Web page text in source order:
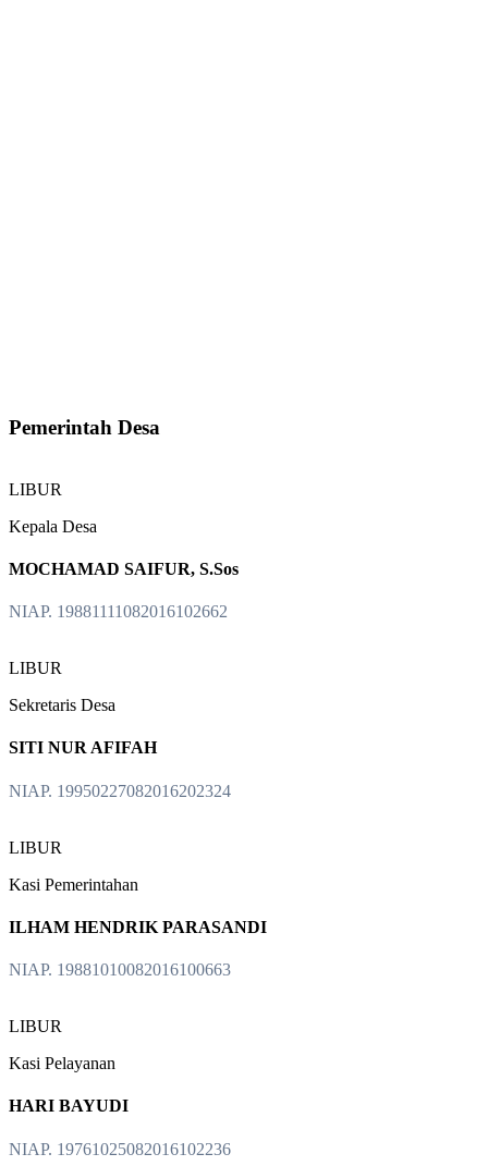
Pemerintah Desa
LIBUR
Kepala Desa
MOCHAMAD SAIFUR, S.Sos
NIAP. 19881111082016102662
LIBUR
Sekretaris Desa
SITI NUR AFIFAH
NIAP. 19950227082016202324
LIBUR
Kasi Pemerintahan
ILHAM HENDRIK PARASANDI
NIAP. 19881010082016100663
LIBUR
Kasi Pelayanan
HARI BAYUDI
NIAP. 19761025082016102236